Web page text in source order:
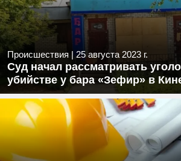
Происшествия | 25 августа 2023 г.
Суд начал рассматривать
убийстве у бара «Зефир» в